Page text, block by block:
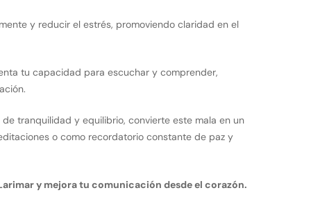
y reducir el estrés, promoviendo claridad en el
tu capacidad para escuchar y comprender,
de tranquilidad y equilibrio, convierte este mala en un
o como recordatorio constante de paz y
y mejora tu comunicación desde el corazón.